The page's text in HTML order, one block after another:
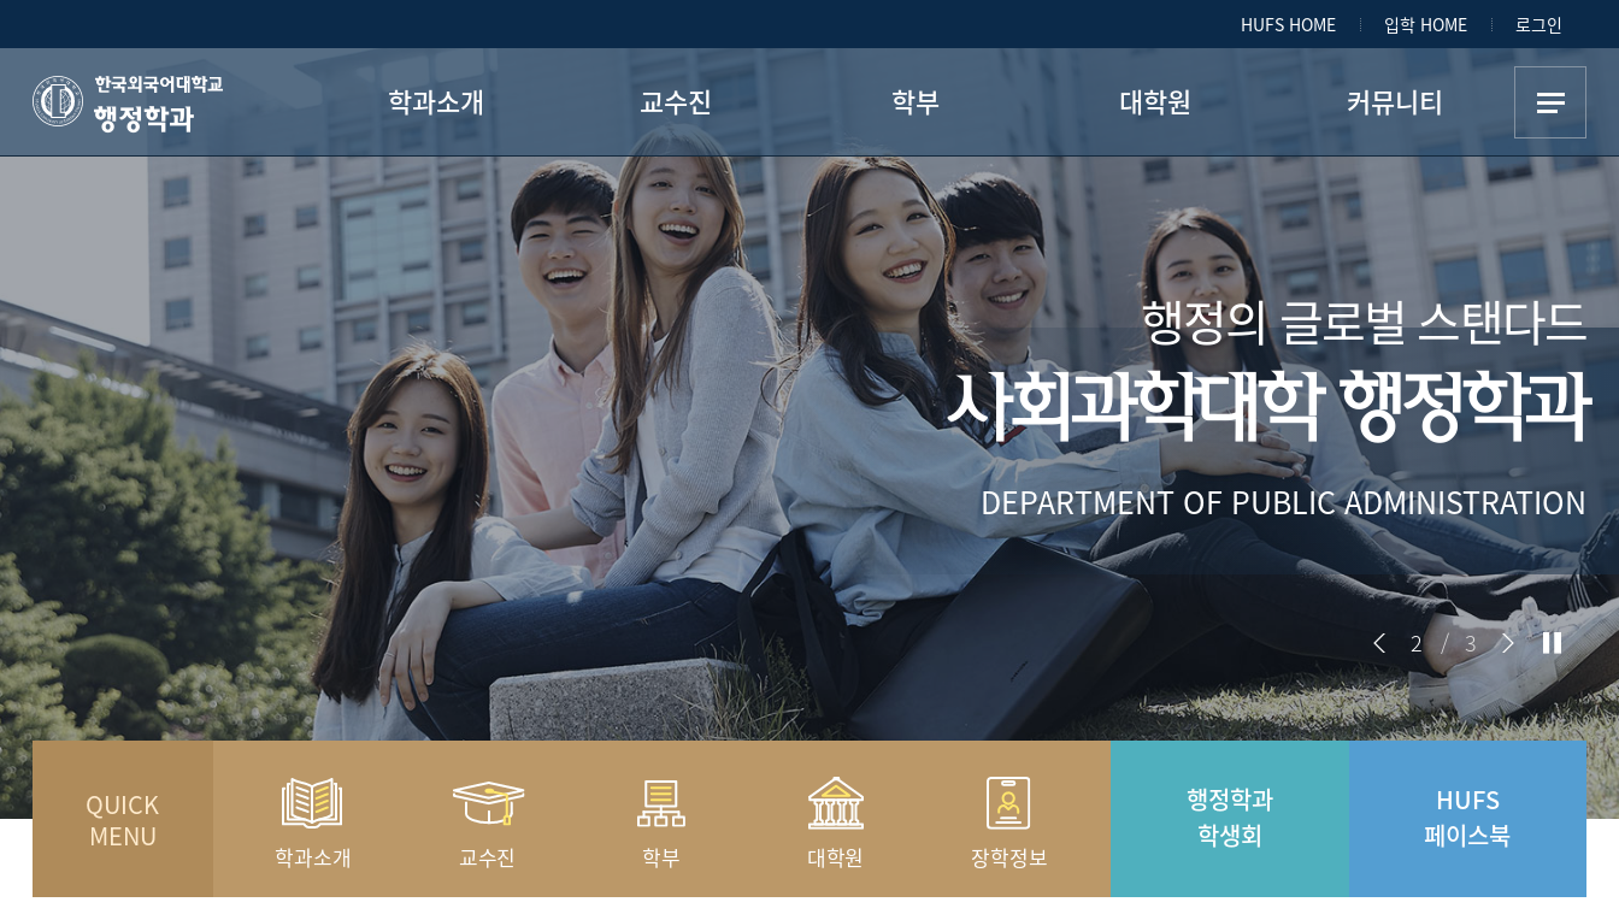
HUFS HOME 입학 HOME 로그인
행정학과 학과소개
학과장 인사말
학과 목표
학과 연혁
오시는 길
교수진
현직교수
명예교수
학부
학부 소개
교과과정
졸업요건
전공로드맵
대학원
대학원 소개
교과과정
졸업요건
커뮤니티
홍보 게시판
학생활동
사진첩
2 / 3
행정의 글로벌 스탠다드
사회과학대학 행정학과
DEPARTMENT OF PUBLIC ADMINISTRATION
QUICK
MENU
학과소개 교수진 학부 대학원 장학정보
행정학과
학생회
HUFS
페이스북